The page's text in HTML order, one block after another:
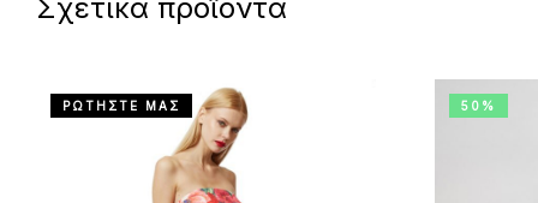
Σχετικά προϊόντα
ΡΩΤΗΣΤΕ ΜΑΣ 50%